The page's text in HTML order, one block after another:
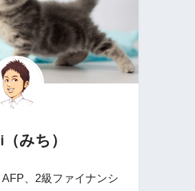
みち）
、2級ファイナンシ